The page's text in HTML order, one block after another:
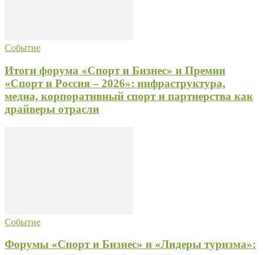
Событие
Итоги форума «Спорт и Бизнес» и Премии
«Спорт и Россия – 2026»: инфраструктура,
медиа, корпоративный спорт и партнерства как
драйверы отрасли
Событие
Форумы «Спорт и Бизнес» и «Лидеры туризма»: